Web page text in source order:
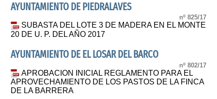
AYUNTAMIENTO DE PIEDRALAVES
nº 825/17
SUBASTA DEL LOTE 3 DE MADERA EN EL MONTE
20 DE U. P. DEL AÑO 2017
AYUNTAMIENTO DE EL LOSAR DEL BARCO
nº 802/17
APROBACION INICIAL REGLAMENTO PARA EL
APROVECHAMIENTO DE LOS PASTOS DE LA FINCA
DE LA BARRERA